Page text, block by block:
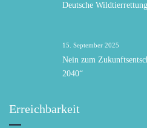
Deutsche
15. September 2025
Nein zum
2040“
Erreichbarkeit